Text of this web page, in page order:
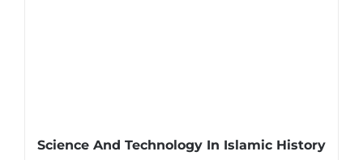
Science And Technology In Islamic History